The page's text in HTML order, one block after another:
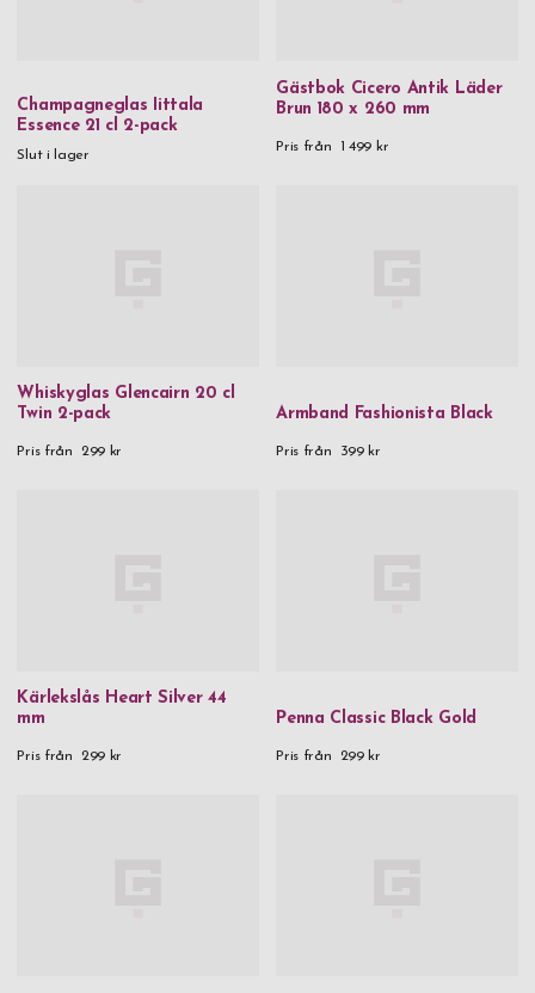
Champagneglas Iittala
Essence 21 cl 2-pack
Slut i lager
Gästbok Cicero Antik Läder
Brun 180 x 260 mm
Pris från 1 499 kr
Whiskyglas Glencairn 20 cl
Twin 2-pack
Pris från 299 kr
Armband Fashionista Black
Pris från 399 kr
Kärlekslås Heart Silver 44
mm
Pris från 299 kr
Penna Classic Black Gold
Pris från 299 kr